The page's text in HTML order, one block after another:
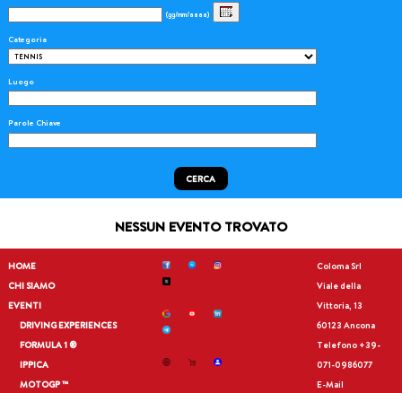
(gg/mm/aaaa)
Categoria
Luogo
Parole Chiave
CERCA
NESSUN EVENTO TROVATO
HOME
CHI SIAMO
EVENTI
DRIVING EXPERIENCES
FORMULA 1 ®
IPPICA
MOTOGP ™
Coloma Srl
Viale della
Vittoria, 13
60123 Ancona
Telefono +39-
071-0986077
E-Mail